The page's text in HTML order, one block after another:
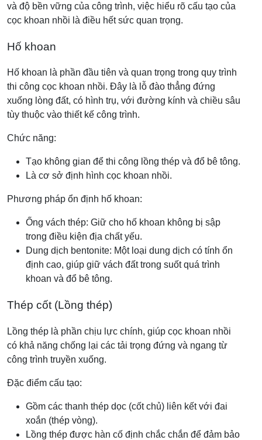
và độ bền vững của công trình, việc hiểu rõ cấu tạo của
cọc khoan nhồi là điều hết sức quan trọng.
Hố khoan
Hố khoan là phần đầu tiên và quan trọng trong quy trình
thi công cọc khoan nhồi. Đây là lỗ đào thẳng đứng
xuống lòng đất, có hình trụ, với đường kính và chiều sâu
tùy thuộc vào thiết kế công trình.
Chức năng:
Tạo không gian để thi công lồng thép và đổ bê tông.
Là cơ sở định hình cọc khoan nhồi.
Phương pháp ổn định hố khoan:
Ống vách thép: Giữ cho hố khoan không bị sập
trong điều kiện địa chất yếu.
Dung dịch bentonite: Một loại dung dịch có tính ổn
định cao, giúp giữ vách đất trong suốt quá trình
khoan và đổ bê tông.
Thép cốt (Lồng thép)
Lồng thép là phần chịu lực chính, giúp cọc khoan nhồi
có khả năng chống lại các tải trọng đứng và ngang từ
công trình truyền xuống.
Đặc điểm cấu tạo:
Gồm các thanh thép dọc (cốt chủ) liên kết với đai
xoắn (thép vòng).
Lồng thép được hàn cố định chắc chắn để đảm bảo